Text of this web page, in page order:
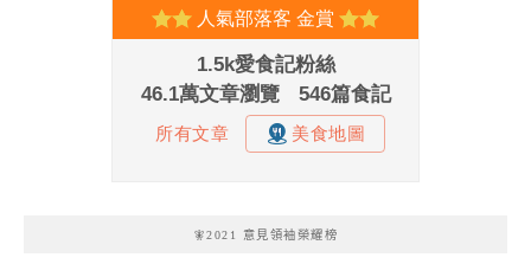
🧚2021 意見領袖榮耀榜